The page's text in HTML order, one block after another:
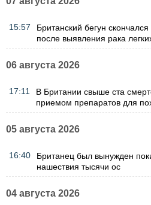
15:57
Британский бегун
после выявления рака
06 августа 2026
17:11
В Британии свыше ста
приемом препаратов для
05 августа 2026
16:40
Британец был вынужден
нашествия тысячи ос
04 августа 2026